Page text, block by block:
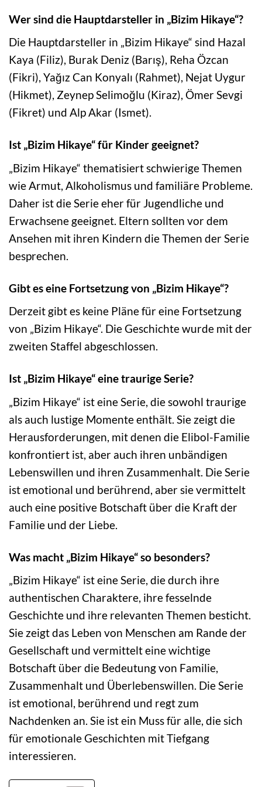
Wer sind die Hauptdarsteller in „Bizim Hikaye“?
Die Hauptdarsteller in „Bizim Hikaye“ sind Hazal
Kaya (Filiz), Burak Deniz (Barış), Reha Özcan
(Fikri), Yağız Can Konyalı (Rahmet), Nejat Uygur
(Hikmet), Zeynep Selimoğlu (Kiraz), Ömer Sevgi
(Fikret) und Alp Akar (Ismet).
Ist „Bizim Hikaye“ für Kinder geeignet?
„Bizim Hikaye“ thematisiert schwierige Themen
wie Armut, Alkoholismus und familiäre Probleme.
Daher ist die Serie eher für Jugendliche und
Erwachsene geeignet. Eltern sollten vor dem
Ansehen mit ihren Kindern die Themen der Serie
besprechen.
Gibt es eine Fortsetzung von „Bizim Hikaye“?
Derzeit gibt es keine Pläne für eine Fortsetzung
von „Bizim Hikaye“. Die Geschichte wurde mit der
zweiten Staffel abgeschlossen.
Ist „Bizim Hikaye“ eine traurige Serie?
„Bizim Hikaye“ ist eine Serie, die sowohl traurige
als auch lustige Momente enthält. Sie zeigt die
Herausforderungen, mit denen die Elibol-Familie
konfrontiert ist, aber auch ihren unbändigen
Lebenswillen und ihren Zusammenhalt. Die Serie
ist emotional und berührend, aber sie vermittelt
auch eine positive Botschaft über die Kraft der
Familie und der Liebe.
Was macht „Bizim Hikaye“ so besonders?
„Bizim Hikaye“ ist eine Serie, die durch ihre
authentischen Charaktere, ihre fesselnde
Geschichte und ihre relevanten Themen besticht.
Sie zeigt das Leben von Menschen am Rande der
Gesellschaft und vermittelt eine wichtige
Botschaft über die Bedeutung von Familie,
Zusammenhalt und Überlebenswillen. Die Serie
ist emotional, berührend und regt zum
Nachdenken an. Sie ist ein Muss für alle, die sich
für emotionale Geschichten mit Tiefgang
interessieren.